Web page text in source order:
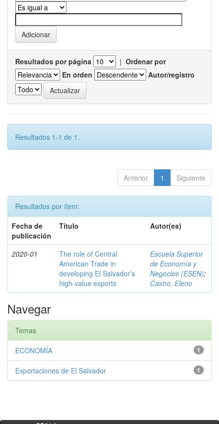
Resultados por página | Ordenar por
En orden
Autor/registro
Resultados 1-1 de 1.
Anterior 1 Siguiente
Resultados por ítem:
Fecha de
publicación
Título Autor(es)
2020-01
The role of Central
American Trade in
developing El Salvador’s
high-value exports
Escuela Superior
de Economía y
Negocios (ESEN);
Castro, Eleno
Navegar
Temas
1
ECONOMÍA
1
Exportaciones de El Salvador